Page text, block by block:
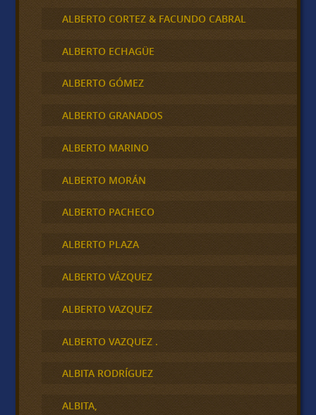
ALBERTO CORTEZ & FACUNDO CABRAL
ALBERTO ECHAGÜE
ALBERTO GÓMEZ
ALBERTO GRANADOS
ALBERTO MARINO
ALBERTO MORÁN
ALBERTO PACHECO
ALBERTO PLAZA
ALBERTO VÁZQUEZ
ALBERTO VAZQUEZ
ALBERTO VAZQUEZ .
ALBITA RODRÍGUEZ
ALBITA,